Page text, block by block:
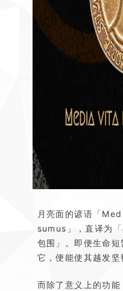
月亮面的谚语「
sumus」，直译为
包围」。即便生命
它，便能使其越发坚
而除了意义上的功